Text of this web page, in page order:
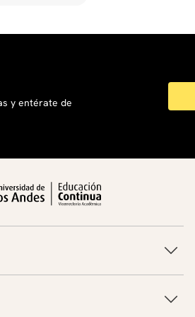
educativas que promueven y
cómo estas influyen en las
en contextos escolares y
publicaciones se destacan:
con Podcast y canal de
de investigación en Mindsets
(2025), ambas en coautoría
e Isabel Tejada
y entérate de